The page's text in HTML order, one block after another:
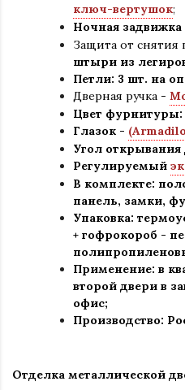
ключ-вертушок;
Ночная задвижка
Защита от снятия
штыри из
Петли: 3 шт. на
Дверная ручка -
Цвет
Глазок -
Угол открывания
Регулируемый
В комплекте:
панель, замки,
Упаковка:
+ гофрокороб -
Применение: в
второй двери в
офис;
Производство:
Отделка металлической